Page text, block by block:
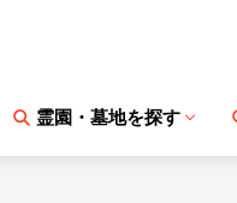
霊園・墓地を探す